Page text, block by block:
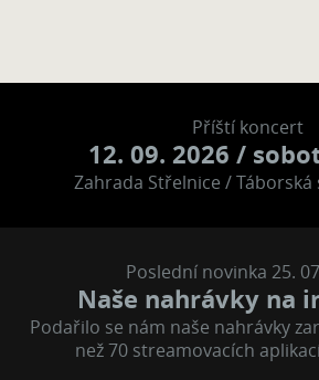
Příští koncert
12. 09. 2026 /
Zahrada Střelnice / Táborská
Poslední novinka 25.
Naše nahrávky na
Podařilo se nám naše nahrávky
než 70 streamovacích